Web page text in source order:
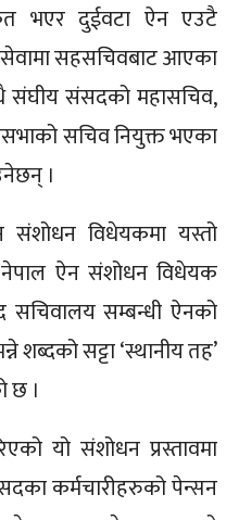
भएर दुईवटा ऐन एउटै
सहसचिवबाट आएका
संघीय संसदको महासचिव,
सचिव नियुक्त भएका
।
विधेयकमा यस्तो
ऐन संशोधन विधेयक
सम्बन्धी ऐनको
शब्दको सट्टा ‘स्थानीय तह’
छ ।
यो संशोधन प्रस्तावमा
कर्मचारीहरुको पेन्सन